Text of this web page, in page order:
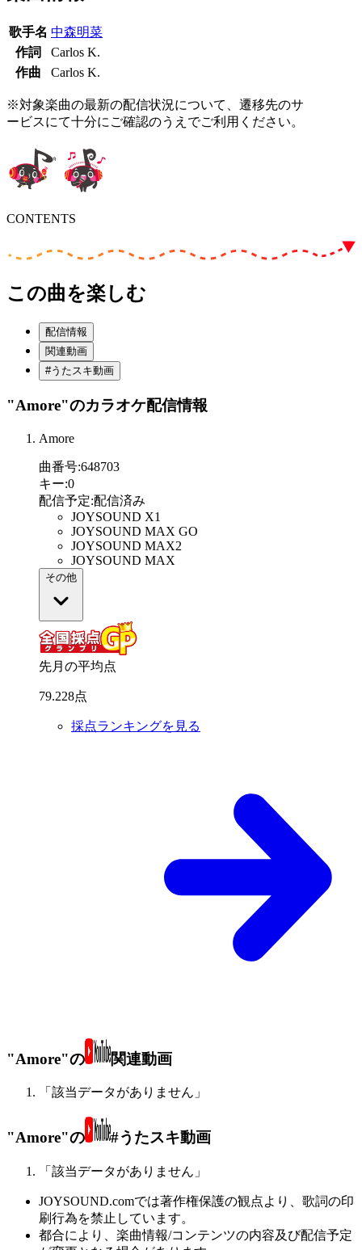
歌手名 中森明菜
作詞
Carlos K.
作曲
Carlos K.
※対象楽曲の最新の配信状況について、遷移先のサ
ービスにて十分にご確認のうえでご利用ください。
CONTENTS
この曲を楽しむ
配信情報
関連動画
#うたスキ動画
"Amore"のカラオケ配信情報
Amore
曲番号:648703
キー:0
配信予定:配信済み
JOYSOUND X1
JOYSOUND MAX GO
JOYSOUND MAX2
JOYSOUND MAX
その他
先月の平均点
79.228点
採点ランキングを見る
"Amore"の 関連動画
「該当データがありません」
"Amore"の #うたスキ動画
「該当データがありません」
JOYSOUND.comでは著作権保護の観点より、歌詞の印
刷行為を禁止しています。
都合により、楽曲情報/コンテンツの内容及び配信予定